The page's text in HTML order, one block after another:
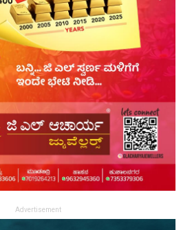
Advertisement